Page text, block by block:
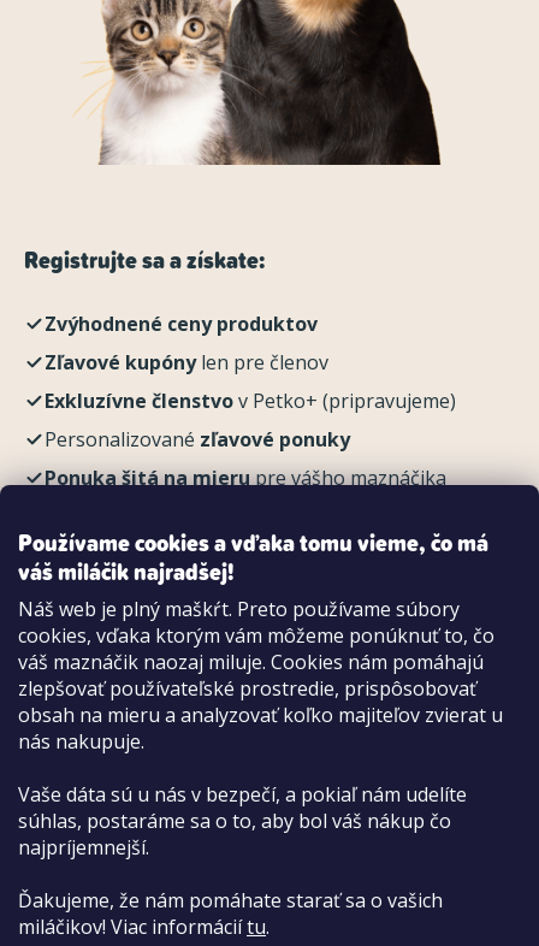
Používame cookies a vďaka tomu vieme, čo má
váš miláčik najradšej!
Náš web je plný maškŕt. Preto používame súbory
cookies, vďaka ktorým vám môžeme ponúknuť to, čo
váš maznáčik naozaj miluje. Cookies nám pomáhajú
zlepšovať používateľské prostredie, prispôsobovať
obsah na mieru a analyzovať koľko majiteľov zvierat u
nás nakupuje.
Vaše dáta sú u nás v bezpečí, a pokiaľ nám udelíte
súhlas, postaráme sa o to, aby bol váš nákup čo
najpríjemnejší.
Ďakujeme, že nám pomáhate starať sa o vašich
miláčikov! Viac informáciítu.
Registrujte sa a získate:
Zvýhodnené ceny produktov
Zľavové kupónylen pre členov
Exkluzívne členstvov Petko+ (pripravujeme)
Personalizované zľavové ponuky
Ponuka šitá na mierupre vášho maznáčika
Možnosti platby:
Dobierkou
Hotovo aj kartou na pobočke